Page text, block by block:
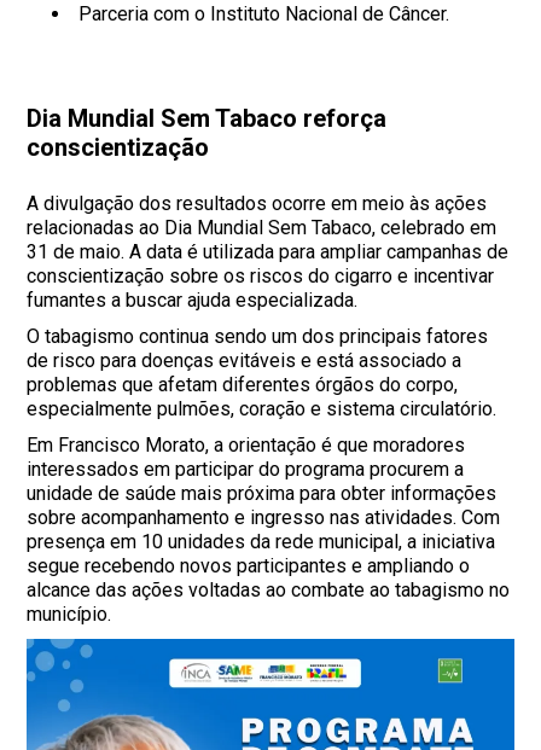
Parceria com o Instituto Nacional de Câncer.
Dia Mundial Sem Tabaco reforça
conscientização
A divulgação dos resultados ocorre em meio às ações
relacionadas ao Dia Mundial Sem Tabaco, celebrado em
31 de maio. A data é utilizada para ampliar campanhas de
conscientização sobre os riscos do cigarro e incentivar
fumantes a buscar ajuda especializada.
O tabagismo continua sendo um dos principais fatores
de risco para doenças evitáveis e está associado a
problemas que afetam diferentes órgãos do corpo,
especialmente pulmões, coração e sistema circulatório.
Em Francisco Morato, a orientação é que moradores
interessados em participar do programa procurem a
unidade de saúde mais próxima para obter informações
sobre acompanhamento e ingresso nas atividades. Com
presença em 10 unidades da rede municipal, a iniciativa
segue recebendo novos participantes e ampliando o
alcance das ações voltadas ao combate ao tabagismo no
município.